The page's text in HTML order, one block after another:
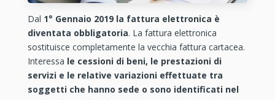
Dal 1° Gennaio 2019 la fattura elettronica è
diventata obbligatoria. La fattura elettronica
sostituisce completamente la vecchia fattura cartacea.
Interessa le cessioni di beni, le prestazioni di
servizi e le relative variazioni effettuate tra
soggetti che hanno sede o sono identificati nel